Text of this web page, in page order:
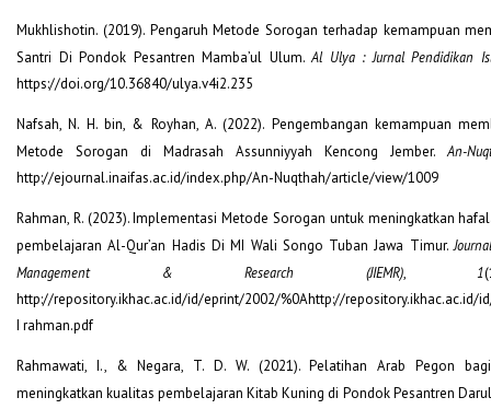
Mukhlishotin. (2019). Pengaruh Metode Sorogan terhadap kemampuan
Santri Di Pondok Pesantren Mamba’ul Ulum.Al Ulya : Jurnal Pendidikan
https://doi.org/10.36840/ulya.v4i2.235
Nafsah, N. H. bin, & Royhan, A. (2022). Pengembangan kemampuan
Metode Sorogan di Madrasah Assunniyyah Kencong Jember.An-
http://ejournal.inaifas.ac.id/index.php/An-Nuqthah/article/view/1009
Rahman, R. (2023). Implementasi Metode Sorogan untuk meningkatkan
pembelajaran Al-Qur’an Hadis Di MI Wali Songo Tuban Jawa Timur.
Management & Research (JIEMR),1
http://repository.ikhac.ac.id/id/eprint/2002/%0Ahttp://repository.ikhac.ac.id/
I rahman.pdf
Rahmawati, I., & Negara, T. D. W. (2021). Pelatihan Arab Pegon
meningkatkan kualitas pembelajaran Kitab Kuning di Pondok Pesantren